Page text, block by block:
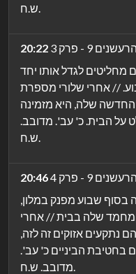
ש.ח.
20:22
הרעשנים 9 - פרק 3
מחליטים לגדל אותו יחד
// אחרי שלורי מספרת
שלה, היא מזמינה
על הבית. כ' עב'. מדובב.
ש.ח.
20:46
הרעשנים 9 - פרק 4
בסוף שבוע מפנק במלון,
שלה בבית // אחרי
נתקעים אזוקים זה לזה,
בחטיבת הביניים כ' עב'.
מדובב. ש.ח.